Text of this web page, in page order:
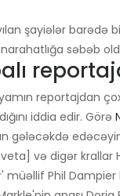
şayiələr
səbəb
reportajdan
iddia edir. Görə
gələcəkdə
və digər
Phil Dampier